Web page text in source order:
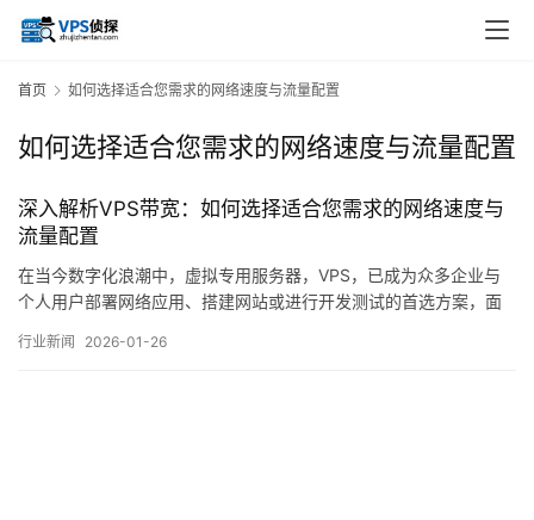
首页 如何选择适合您需求的网络速度与流量配置
如何选择适合您需求的网络速度与流量配置
深入解析VPS带宽：如何选择适合您需求的网络速度与
流量配置
在当今数字化浪潮中，虚拟专用服务器，VPS，已成为众多企业与
个人用户部署网络应用、搭建网站或进行开发测试的首选方案，面
参数往往令用户感到困惑，究竟何为带宽，流量又该如何理解，不
行业新闻 2026-01-26